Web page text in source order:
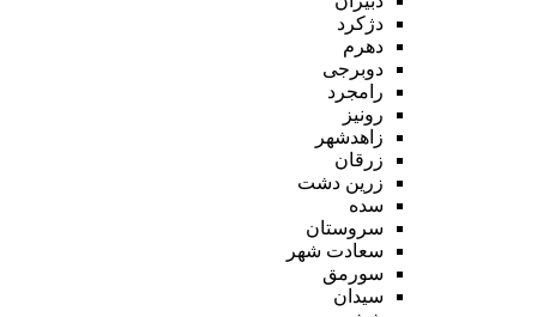
دژکرد
دهرم
دوبرجی
رامجرد
رونیز
زاهدشهر
زرقان
زرین دشت
سده
سروستان
سعادت شهر
سورمق
سیدان